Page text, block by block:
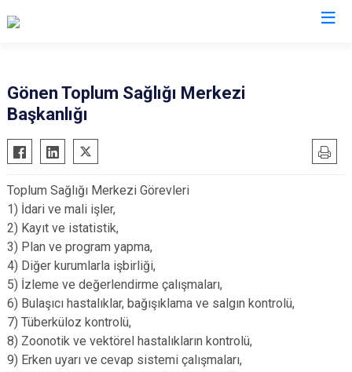
Atabey
Eğirdir
Gönen
Keçiborlu
Şarkikaraağaç
Yalvaç
Gönen Toplum Sağlığı Merkezi
Başkanlığı
Toplum Sağlığı Merkezi Görevleri
1) İdari ve mali işler,
2) Kayıt ve istatistik,
3) Plan ve program yapma,
4) Diğer kurumlarla işbirliği,
5) İzleme ve değerlendirme çalışmaları,
6) Bulaşıcı hastalıklar, bağışıklama ve salgın kontrolü,
7) Tüberküloz kontrolü,
8) Zoonotik ve vektörel hastalıkların kontrolü,
9) Erken uyarı ve cevap sistemi çalışmaları,